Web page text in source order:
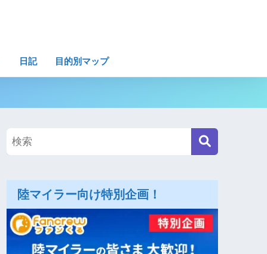
日記 目的別マップ
陸マイラー向け特別企画！